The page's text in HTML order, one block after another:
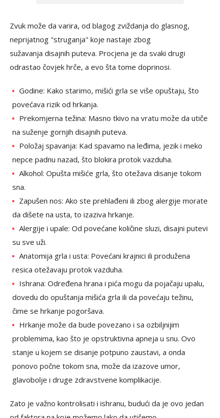
Zvuk može da varira, od blagog zviždanja do glasnog,
neprijatnog "struganja" koje nastaje zbog
sužavanja disajnih puteva. Procjena je da svaki drugi
odrastao čovjek hrče, a evo šta tome doprinosi.
Godine: Kako starimo, mišići grla se više opuštaju, što
povećava rizik od hrkanja.
Prekomjerna težina: Masno tkivo na vratu može da utiče
na suženje gornjih disajnih puteva.
Položaj spavanja: Kad spavamo na leđima, jezik i meko
nepce padnu nazad, što blokira protok vazduha.
Alkohol: Opušta mišiće grla, što otežava disanje tokom
sna.
Zapušen nos: Ako ste prehlađeni ili zbog alergije morate
da dišete na usta, to izaziva hrkanje.
Alergije i upale: Od povećane količine sluzi, disajni putevi
su sve uži.
Anatomija grla i usta: Povećani krajnici ili produžena
resica otežavaju protok vazduha.
Ishrana: Određena hrana i pića mogu da pojačaju upalu,
dovedu do opuštanja mišića grla ili da povećaju težinu,
čime se hrkanje pogoršava.
Hrkanje može da bude povezano i sa ozbiljnijim
problemima, kao što je opstruktivna apneja u snu. Ovo
stanje u kojem se disanje potpuno zaustavi, a onda
ponovo počne tokom sna, može da izazove umor,
glavobolje i druge zdravstvene komplikacije.
Zato je važno kontrolisati i ishranu, budući da je ovo jedan